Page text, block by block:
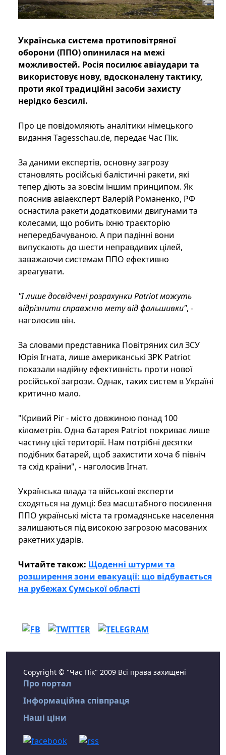
Українська система протиповітряної
оборони (ППО) опинилася на межі
можливостей. Росія посилює авіаудари та
використовує нову, вдосконалену тактику,
проти якої традиційні засоби захисту
нерідко безсилі.
Про це повідомляють аналітики німецького
видання Tagesschau.de, передає Час Пік.
За даними експертів, основну загрозу
становлять російські балістичні ракети, які
тепер діють за зовсім іншим принципом. Як
пояснив авіаексперт Валерій Романенко, РФ
оснастила ракети додатковими двигунами та
колесами, що робить їхню траєкторію
непередбачуваною. А при падінні вони
випускають до шести неправдивих цілей,
заважаючи системам ППО ефективно
зреагувати.
"І лише досвідчені розрахунки Patriot можуть
відрізнити справжню мету від фальшивки", -
наголосив він.
За словами представника Повітряних сил ЗСУ
Юрія Ігната, лише американські ЗРК Patriot
показали надійну ефективність проти нової
російської загрози. Однак, таких систем в Україні
критично мало.
"Кривий Ріг - місто довжиною понад 100
кілометрів. Одна батарея Patriot покриває лише
частину цієї території. Нам потрібні десятки
подібних батарей, щоб захистити хоча б північ
та схід країни", - наголосив Ігнат.
Українська влада та військові експерти
сходяться на думці: без масштабного посилення
ППО українські міста та громадянське населення
залишаються під високою загрозою масованих
ракетних ударів.
Читайте також: Щоденні штурми та
розширення зони евакуації: що відбувається
на рубежах Сумської області
Copyright © "Час Пік" 2009 Всі права захищені
Про портал
Інформаційна співпраця
Наші ціни